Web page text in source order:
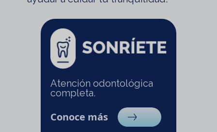
Atención odontológica
completa.
Conoce más